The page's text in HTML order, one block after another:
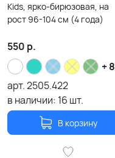
Kids, ярко-бирюзовая, на
рост 96-104 см (4 года)
550 р.
+ 8
арт.2505.422
в наличии: 16 шт.
В корзину